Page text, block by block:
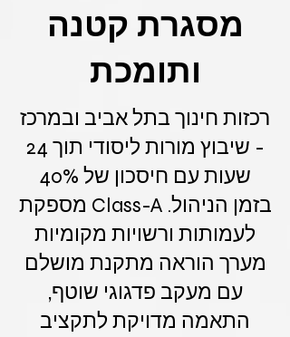
מסגרת קטנה
ותומכת
רכזות חינוך בתל אביב ובמרכז
- שיבוץ מורות ליסודי תוך 24
שעות עם חיסכון של 40%
בזמן הניהול. Class-A מספקת
לעמותות ורשויות מקומיות
מערך הוראה מתקנת מושלם
עם מעקב פדגוגי שוטף,
התאמה מדויקת לתקציב